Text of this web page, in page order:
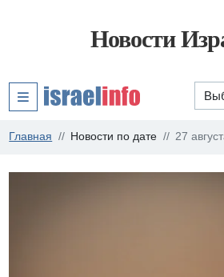
Новости
Главная Новости по дате 27